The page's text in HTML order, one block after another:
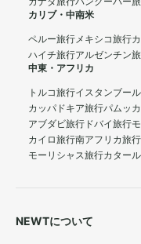
カリブ・中南米
ペルー旅行メキシコ旅行
ハイチ旅行アルゼンチン
中東・アフリカ
トルコ旅行イスタンブー
カッパドキア旅行パムッ
アブダビ旅行 ドバイ旅行
カイロ旅行南アフリカ旅行
モーリシャス旅行カター
NEWTについて